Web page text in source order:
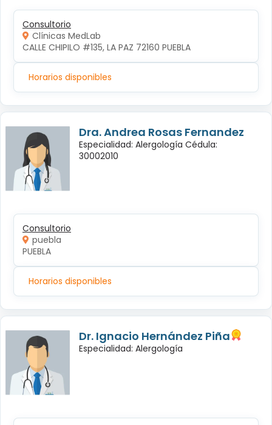
Consultorio
Clínicas MedLab
CALLE CHIPILO #135, LA PAZ 72160 PUEBLA
Horarios disponibles
Dra. Andrea Rosas Fernandez
Especialidad: Alergología Cédula:
30002010
Consultorio
puebla
PUEBLA
Horarios disponibles
Dr. Ignacio Hernández Piña
Especialidad: Alergología